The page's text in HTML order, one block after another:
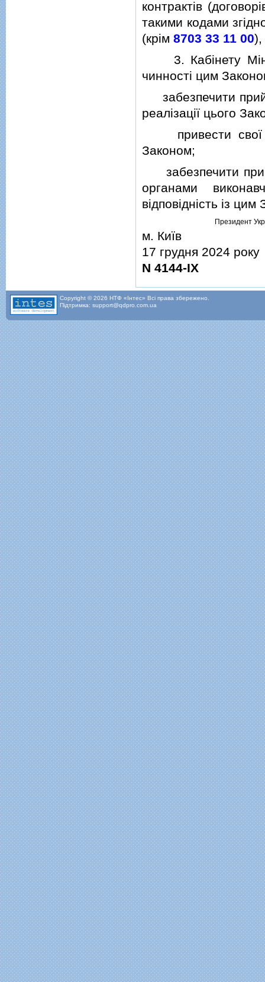
контрактiв
такими кодами
(крiм 8703 33 11 00),
3. Кабiнету
чинностi цим
забезпечити
реалiзацiї цього
привести свої
Законом;
забезпечити
органами
вiдповiднiсть iз цим
Президент
м. Київ
17 грудня 2024 року
N 4144-IX
Copyright © 2026 НТФ «Інтес» Всі права збережено.
Підтримка: support@qdpro.com.ua